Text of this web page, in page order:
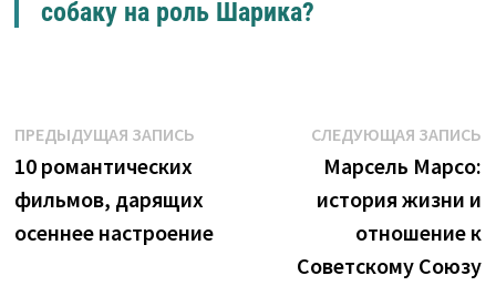
собаку на роль Шарика?
Навигация
по
записям
ПРЕДЫДУЩАЯ ЗАПИСЬПредыдущая
10 романтических
фильмов, дарящих
осеннее настроение
СЛЕДУЮЩАЯ ЗАПИСЬ
Марсель Марсо:
история жизни и
отношение к
Советскому Союзу